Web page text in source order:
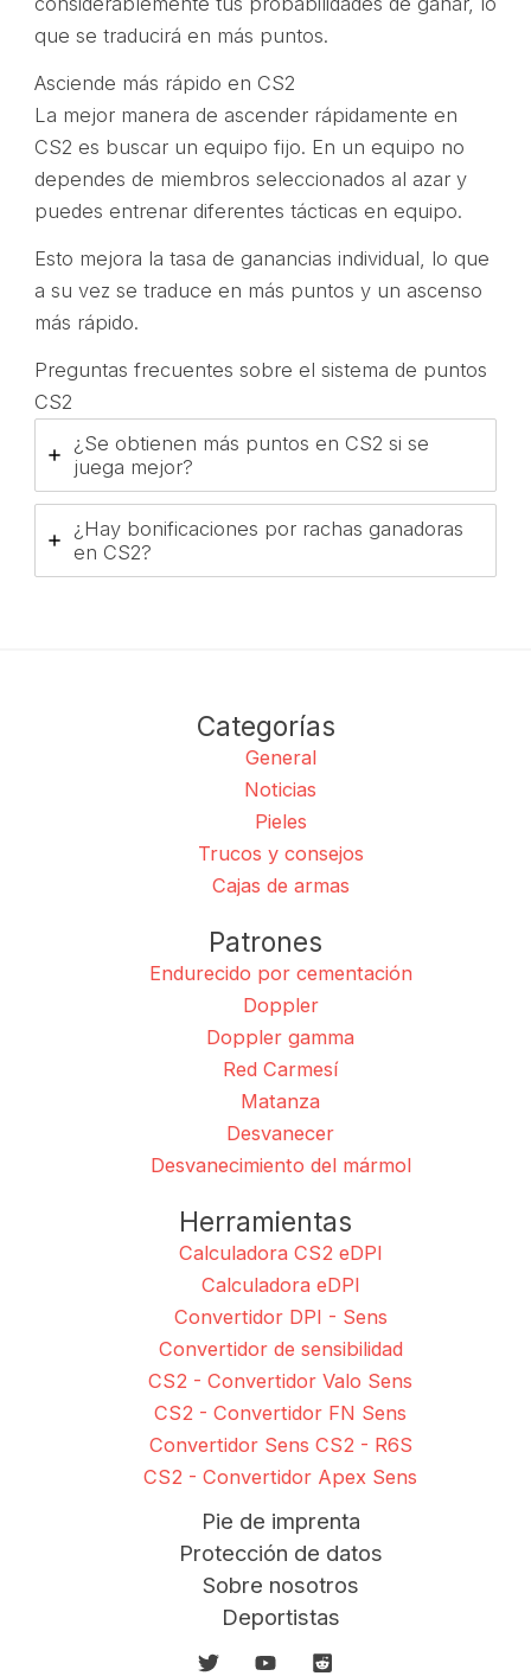
que se traducirá en más puntos.
Asciende más rápido en CS2
La mejor manera de ascender rápidamente en
CS2 es buscar un equipo fijo. En un equipo no
dependes de miembros seleccionados al azar y
puedes entrenar diferentes tácticas en equipo.
Esto mejora la tasa de ganancias individual, lo que
a su vez se traduce en más puntos y un ascenso
más rápido.
Preguntas frecuentes sobre el sistema de puntos
CS2
¿Se obtienen más puntos en CS2 si se
juega mejor?
¿Hay bonificaciones por rachas ganadoras
en CS2?
Categorías
General
Noticias
Pieles
Trucos y consejos
Cajas de armas
Patrones
Endurecido por cementación
Doppler
Doppler gamma
Red Carmesí
Matanza
Desvanecer
Desvanecimiento del mármol
Herramientas
Calculadora CS2 eDPI
Calculadora eDPI
Convertidor DPI - Sens
Convertidor de sensibilidad
CS2 - Convertidor Valo Sens
CS2 - Convertidor FN Sens
Convertidor Sens CS2 - R6S
CS2 - Convertidor Apex Sens
Pie de imprenta
Protección de datos
Sobre nosotros
Deportistas